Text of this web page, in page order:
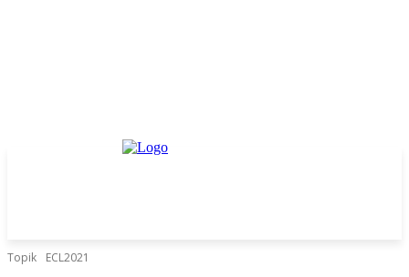
Topik ECL2021